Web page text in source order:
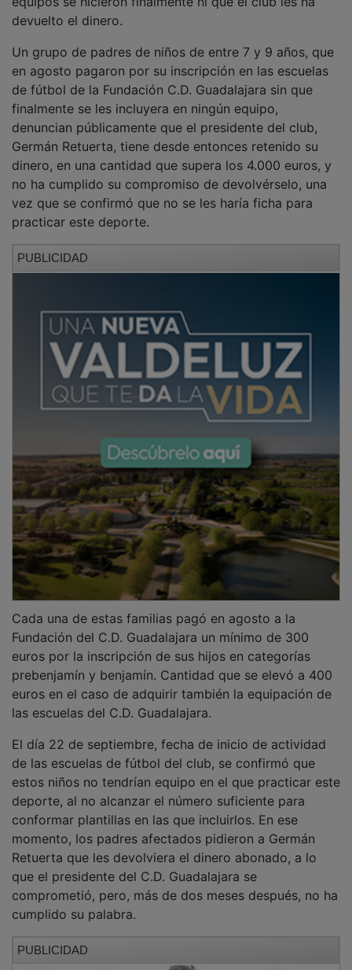
devuelto el dinero.
en agosto pagaron por su inscripción en las escuelas
de fútbol de la Fundación C.D. Guadalajara sin que
finalmente se les incluyera en ningún equipo,
denuncian públicamente que el presidente del club,
Germán Retuerta, tiene desde entonces retenido su
dinero, en una cantidad que supera los 4.000 euros, y
no ha cumplido su compromiso de devolvérselo, una
vez que se confirmó que no se les haría ficha para
practicar este deporte.
Fundación del C.D. Guadalajara un mínimo de 300
euros por la inscripción de sus hijos en categorías
prebenjamín y benjamín. Cantidad que se elevó a 400
euros en el caso de adquirir también la equipación de
las escuelas del C.D. Guadalajara.
de las escuelas de fútbol del club, se confirmó que
estos niños no tendrían equipo en el que practicar este
deporte, al no alcanzar el número suficiente para
conformar plantillas en las que incluirlos. En ese
momento, los padres afectados pidieron a Germán
Retuerta que les devolviera el dinero abonado, a lo
que el presidente del C.D. Guadalajara se
comprometió, pero, más de dos meses después, no ha
cumplido su palabra.